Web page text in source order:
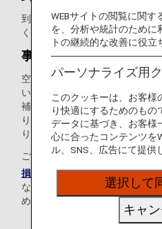
到着時に破損に気づかれた場合
ください。
事後のご申告
空港を離れた後に破損に気づい
いことをご確認の上、申告期限
補償に関するご申告は 旅客手荷
り、書面（
ご申告フォーム
ります。
ご事情にともない、お電話 にて
損手荷物申告書
」の提出が
なお、申告書の郵送料金はお客
めご了承ください。
* 複数の航空会社を利用し
WEBサイトの閲覧に関す
を、分析や統計のために
トの継続的な改善に役立
パーソナライズ用
このクッキーは、お客様
り快適にするためのもの
データに基づき、お客様
心に合ったコンテンツを
ル、SNS、広告にて提供
選択して
キャ